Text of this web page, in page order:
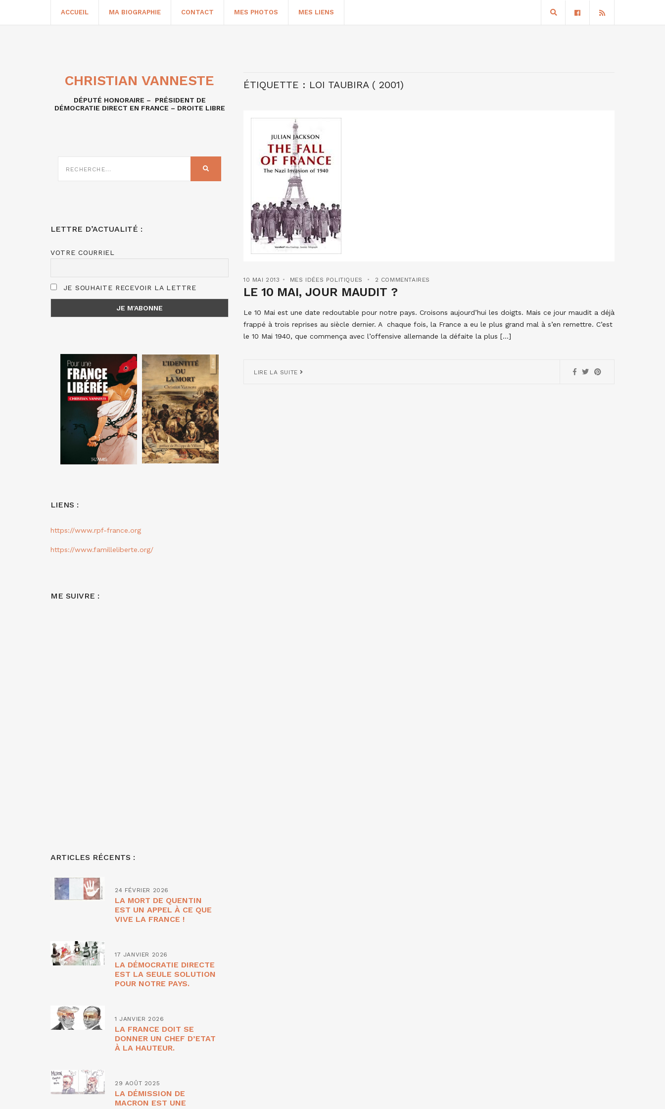
ACCUEIL MA BIOGRAPHIE CONTACT MES PHOTOS MES LIENS
ÉTIQUETTE : LOI TAUBIRA ( 2001)
10 MAI 2013 MES IDÉES POLITIQUES 2 COMMENTAIRES
LE 10 MAI, JOUR MAUDIT ?
Le 10 Mai est une date redoutable pour notre pays. Croisons aujourd’hui les doigts. Mais ce jour maudit a déjà
frappé à trois reprises au siècle dernier. A chaque fois, la France a eu le plus grand mal à s’en remettre. C’est
le 10 Mai 1940, que commença avec l’offensive allemande la défaite la plus […]
LIRE LA SUITE
CHRISTIAN VANNESTE
DÉPUTÉ HONORAIRE – PRÉSIDENT DE
DÉMOCRATIE DIRECT EN FRANCE – DROITE LIBRE
SUR
LETTRE D’ACTUALITÉ :
VOTRE COURRIEL
JE SOUHAITE RECEVOIR LA LETTRE
LIENS :
https://www.rpf-france.org
https://www.familleliberte.org/
ME SUIVRE :
ARTICLES RÉCENTS :
24 FÉVRIER 2026
LA MORT DE QUENTIN
EST UN APPEL À CE QUE
VIVE LA FRANCE !
17 JANVIER 2026
LA DÉMOCRATIE DIRECTE
EST LA SEULE SOLUTION
POUR NOTRE PAYS.
1 JANVIER 2026
LA FRANCE DOIT SE
DONNER UN CHEF D’ETAT
À LA HAUTEUR.
29 AOÛT 2025
LA DÉMISSION DE
MACRON EST UNE